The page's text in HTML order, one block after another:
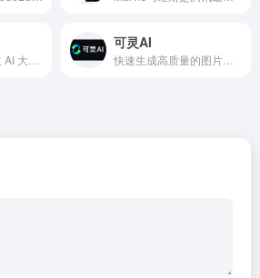
可灵AI